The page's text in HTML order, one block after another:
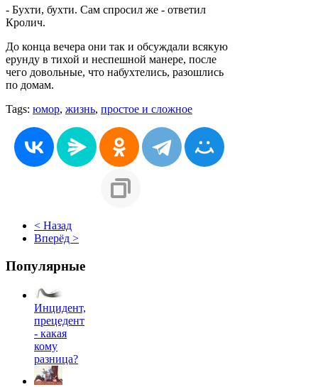
- Бухти, бухти. Сам спросил же - ответил
Кролич.
До конца вечера они так и обсуждали всякую
ерунду в тихой и неспешной манере, после
чего довольные, что набухтелись, разошлись
по домам.
Tags: юмор, жизнь, простое и сложное
< Назад
Вперёд >
Популярные
Инцидент,
прецедент
- какая
кому
разница?